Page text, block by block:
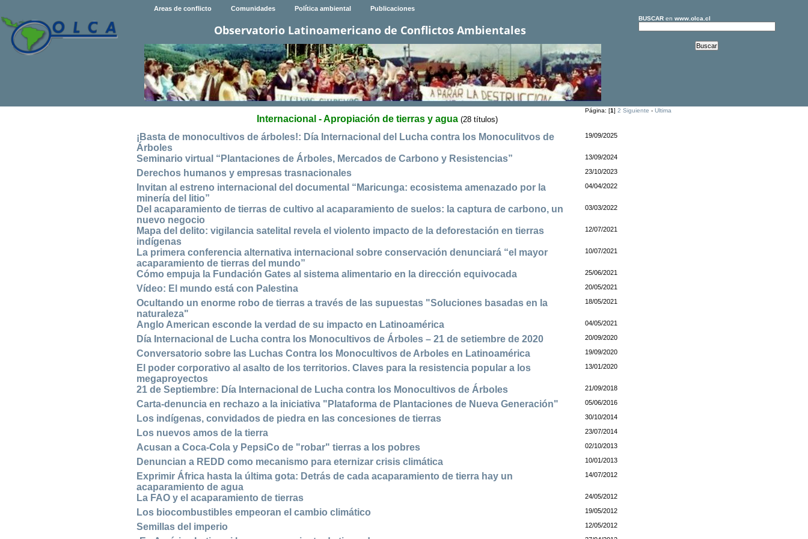
Areas de conflicto Comunidades Política ambiental Publicaciones
Observatorio Latinoamericano de Conflictos Ambientales
BUSCARen www.olca.cl
Página: [1] 2 Siguiente - Ultima
Internacional - Apropiación de tierras y agua (28 títulos)
¡Basta de monocultivos de árboles!: Día Internacional del Lucha contra los Monoculitvos de
Árboles
19/09/2025
Seminario virtual “Plantaciones de Árboles, Mercados de Carbono y Resistencias” 13/09/2024
Derechos humanos y empresas trasnacionales 23/10/2023
Invitan al estreno internacional del documental “Maricunga: ecosistema amenazado por la
minería del litio”
04/04/2022
Del acaparamiento de tierras de cultivo al acaparamiento de suelos: la captura de carbono, un
nuevo negocio
03/03/2022
Mapa del delito: vigilancia satelital revela el violento impacto de la deforestación en tierras
indígenas
12/07/2021
La primera conferencia alternativa internacional sobre conservación denunciará “el mayor
acaparamiento de tierras del mundo”
10/07/2021
Cómo empuja la Fundación Gates al sistema alimentario en la dirección equivocada 25/06/2021
Vídeo: El mundo está con Palestina 20/05/2021
Ocultando un enorme robo de tierras a través de las supuestas "Soluciones basadas en la
naturaleza"
18/05/2021
Anglo American esconde la verdad de su impacto en Latinoamérica 04/05/2021
Día Internacional de Lucha contra los Monocultivos de Árboles – 21 de setiembre de 2020 20/09/2020
Conversatorio sobre las Luchas Contra los Monocultivos de Arboles en Latinoamérica 19/09/2020
El poder corporativo al asalto de los territorios. Claves para la resistencia popular a los
megaproyectos
13/01/2020
21 de Septiembre: Día Internacional de Lucha contra los Monocultivos de Árboles 21/09/2018
Carta-denuncia en rechazo a la iniciativa "Plataforma de Plantaciones de Nueva Generación" 05/06/2016
Los indígenas, convidados de piedra en las concesiones de tierras 30/10/2014
Los nuevos amos de la tierra 23/07/2014
Acusan a Coca-Cola y PepsiCo de "robar" tierras a los pobres 02/10/2013
Denuncian a REDD como mecanismo para eternizar crisis climática 10/01/2013
Exprimir África hasta la última gota: Detrás de cada acaparamiento de tierra hay un
acaparamiento de agua
14/07/2012
La FAO y el acaparamiento de tierras 24/05/2012
Los biocombustibles empeoran el cambio climático 19/05/2012
Semillas del imperio 12/05/2012